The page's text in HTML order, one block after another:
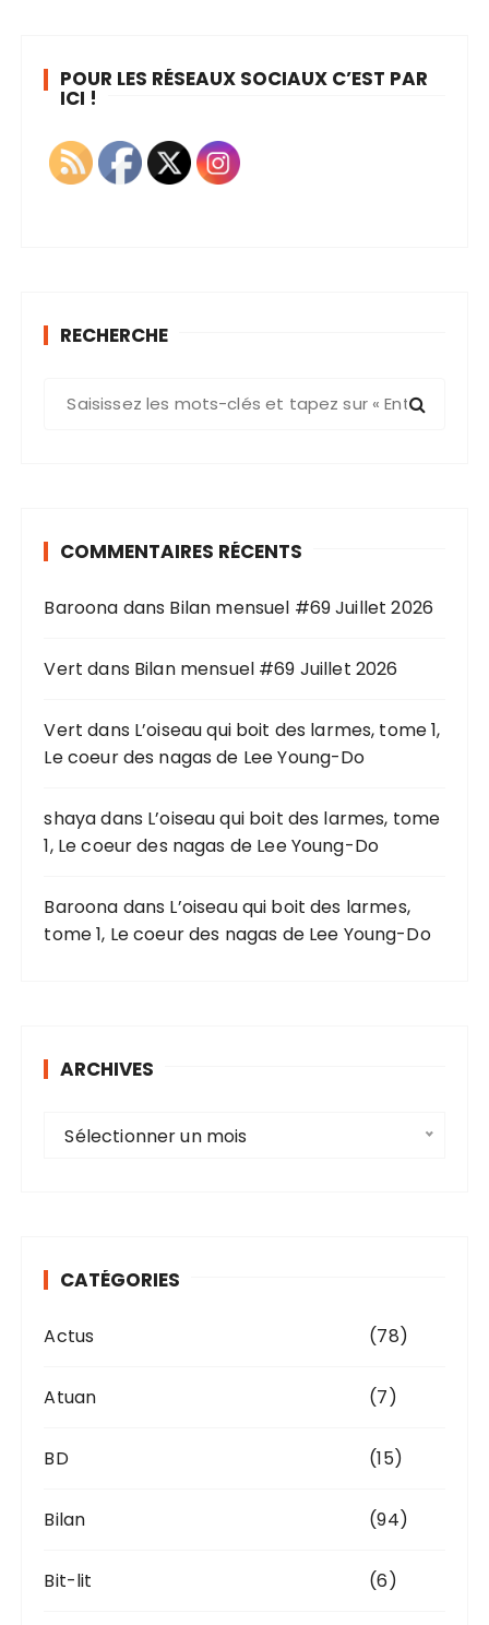
POUR LES RÉSEAUX SOCIAUX C’EST PAR
ICI !
RECHERCHE
e
o
r
COMMENTAIRES RÉCENTS
Baroona dans Bilan mensuel #69 Juillet 2026
Vert dans Bilan mensuel #69 Juillet 2026
Vert dans L’oiseau qui boit des larmes, tome 1,
Le coeur des nagas de Lee Young-Do
shayadans L’oiseau qui boit des larmes, tome
1, Le coeur des nagas de Lee Young-Do
Baroona dans L’oiseau qui boit des larmes,
tome 1, Le coeur des nagas de Lee Young-Do
ARCHIVES
e
Sélectionner un mois
CATÉGORIES
Actus (78)
Atuan (7)
BD (15)
Bilan (94)
Bit-lit (6)